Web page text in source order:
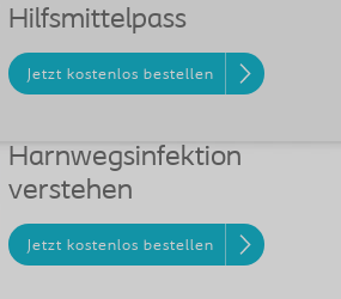
Hilfsmittelpass
Jetzt kostenlos bestellen
Harnwegsinfektion
verstehen
Jetzt kostenlos bestellen